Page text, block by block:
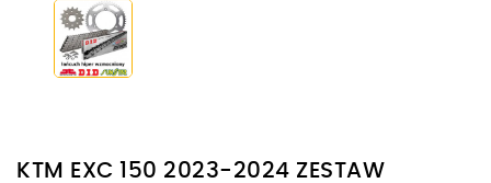
KTM EXC 150 2023-2024 ZESTAW